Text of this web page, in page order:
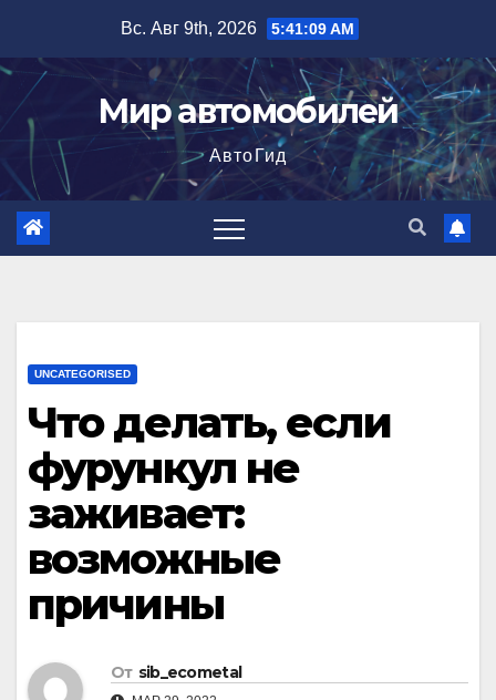
содержимому
Вс. Авг 9th, 2026 5:41:10 AM
Мир автомобилей
АвтоГид
UNCATEGORISED
Что делать, если
фурункул не
заживает:
возможные
причины
От sib_ecometal